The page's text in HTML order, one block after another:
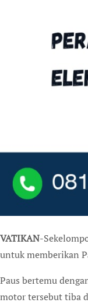
VATIKAN-
untuk memberikan
Paus bertemu
motor tersebut tiba